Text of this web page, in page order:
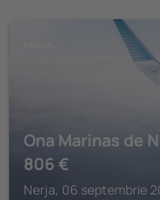
Ona Marinas de
806 €
Nerja, 06 septembrie